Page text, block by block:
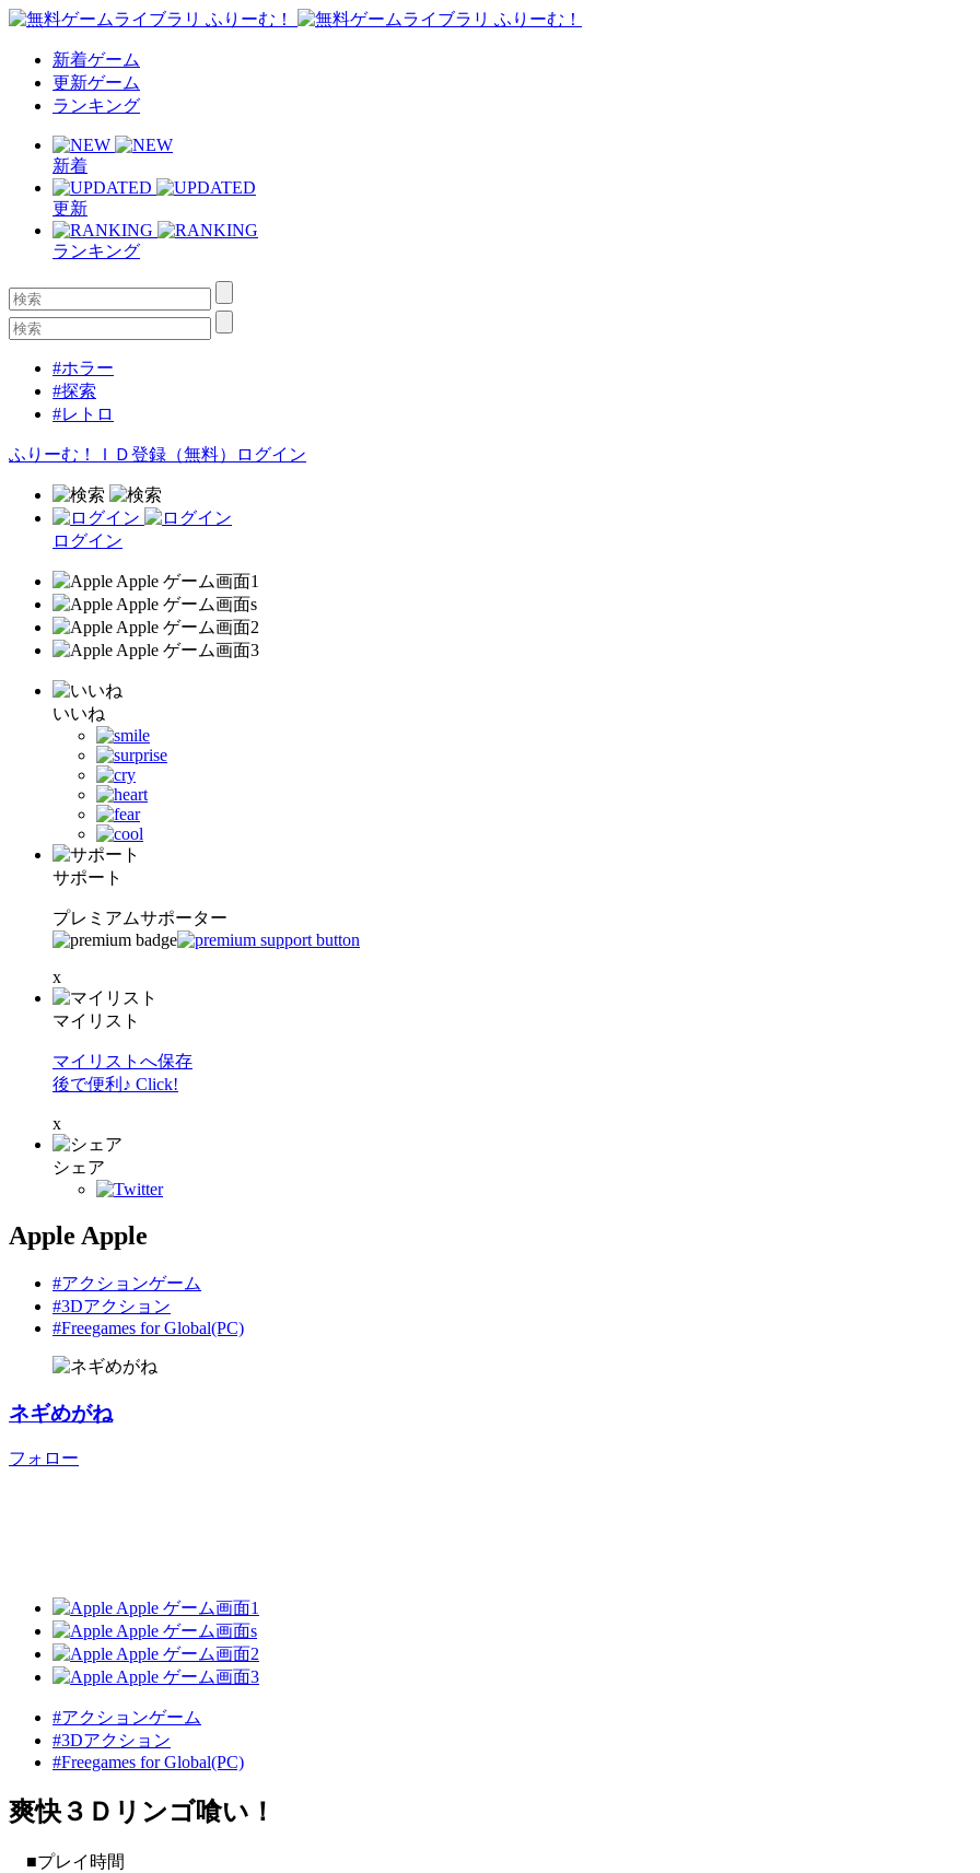
新着ゲーム
更新ゲーム
ランキング
新着
更新
ランキング
#ホラー
#探索
#レトロ
ふりーむ！ＩＤ登録（無料） ログイン
ログイン
いいね
サポート
プレミアムサポーター
x
マイリスト
マイリストへ保存
後で便利♪ Click!
x
シェア
Apple Apple
#アクションゲーム
#3Dアクション
#Freegames for Global(PC)
ネギめがね
フォロー
#アクションゲーム
#3Dアクション
#Freegames for Global(PC)
爽快３Ｄリンゴ喰い！
■プレイ時間